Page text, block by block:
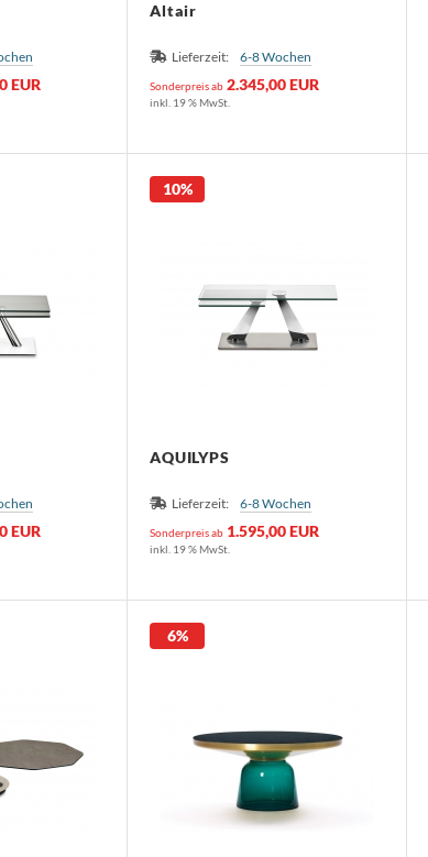
EUR
Altair
Lieferzeit: 6-8 Wochen
Sonderpreis ab 2.345,00 EUR
inkl. 19 % MwSt.
EUR
AQUILYPS
Lieferzeit: 6-8 Wochen
Sonderpreis ab 1.595,00 EUR
10%
inkl. 19 % MwSt.
6%